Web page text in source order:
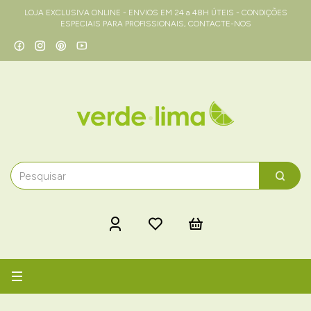
LOJA EXCLUSIVA ONLINE - ENVIOS EM 24 a 48H ÚTEIS - CONDIÇÕES
ESPECIAIS PARA PROFISSIONAIS, CONTACTE-NOS
Alternar
navegação